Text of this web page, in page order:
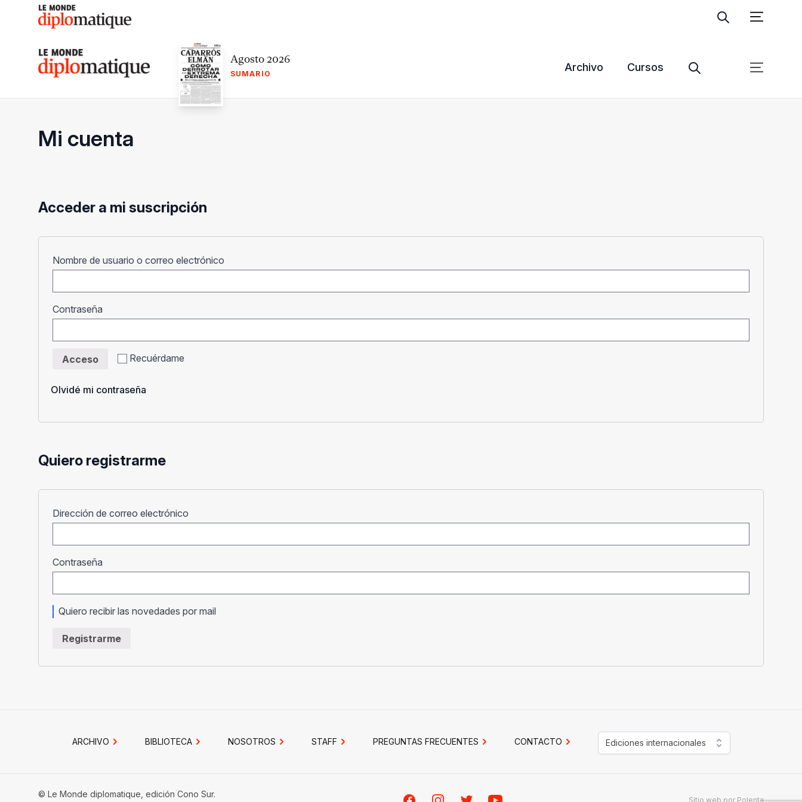
Suscribite
Le monde diplomatique Agosto 2026
SUMARIO
Archivo Cursos
Mi cuenta
Acceder a mi suscripción
Nombre de usuario o correo electrónico
Contraseña
Recuérdame
Acceso
Olvidé mi contraseña
Quiero registrarme
Dirección de correo electrónico
Contraseña
Quiero recibir las novedades por mail
Registrarme
ARCHIVO BIBLIOTECA NOSOTROS STAFF PREGUNTAS FRECUENTES CONTACTO Ediciones internacionales
© Le Monde diplomatique, edición Cono Sur.
Sitio web por Polenta